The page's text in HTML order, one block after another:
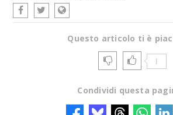
Questo articolo ti è
1
Condividi questa